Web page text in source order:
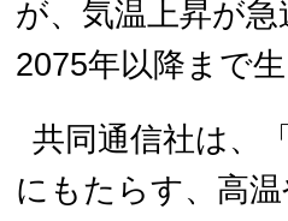
が、気温上昇が
2075年以降まで
共同通信社は、
にもたらす、高